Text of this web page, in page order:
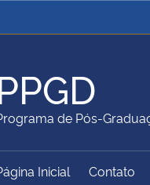
Ministério da
Ministério da
Ministério do
de Pós-
Principal do Sítio
Inicial Contato